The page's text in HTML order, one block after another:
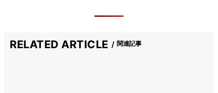
RELATED ARTICLE 関連記事